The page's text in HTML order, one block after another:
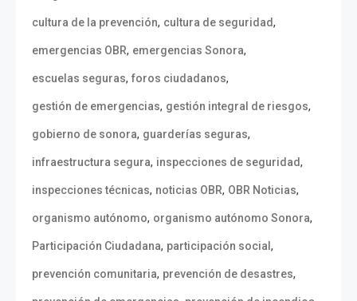
cultura de la prevención, cultura de seguridad,
emergencias OBR, emergencias Sonora,
escuelas seguras, foros ciudadanos,
gestión de emergencias, gestión integral de riesgos,
gobierno de sonora, guarderías seguras,
infraestructura segura, inspecciones de seguridad,
inspecciones técnicas, noticias OBR, OBR Noticias,
organismo autónomo, organismo autónomo Sonora,
Participación Ciudadana, participación social ,
prevención comunitaria, prevención de desastres,